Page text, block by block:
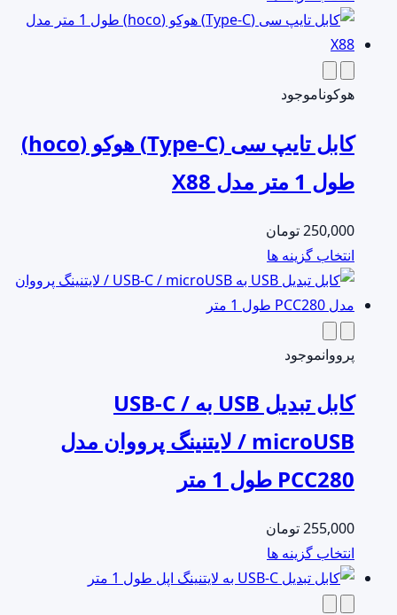
در
صفحه
محصول
باشد.
ها
است
در
صفحه
محصول
هوکوناموجود
کابل تایپ سی (Type-C) هوکو (hoco)
طول 1 متر مدل X88
250,000تومان
انتخاب گزینه ها
محصول
دارای
باشد.
ها
ممکن
در
محصول
پرووانموجود
کابل تبدیل USB به USB-C /
microUSB / لایتنینگ پرووان مدل
PCC280 طول 1 متر
255,000تومان
انتخاب گزینه ها
محصول